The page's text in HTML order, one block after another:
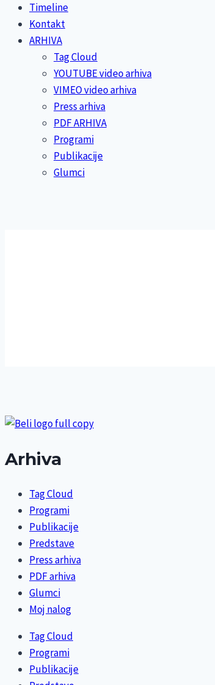
Timeline
Kontakt
ARHIVA
Tag Cloud
YOUTUBE video arhiva
VIMEO video arhiva
Press arhiva
PDF ARHIVA
Programi
Publikacije
Glumci
Arhiva
Tag Cloud
Programi
Publikacije
Predstave
Press arhiva
PDF arhiva
Glumci
Moj nalog
Tag Cloud
Programi
Publikacije